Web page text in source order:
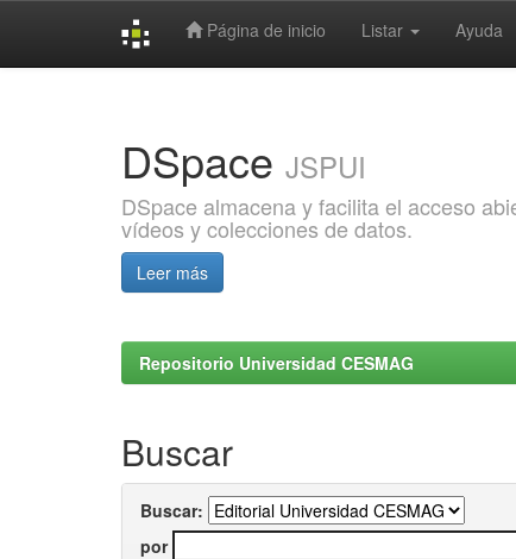
Página de inicio Listar Ayuda
DSpace JSPUI
DSpace almacena y facilita el acceso
vídeos y colecciones de datos.
Leer más
Repositorio Universidad CESMAG
Buscar
Buscar:
por